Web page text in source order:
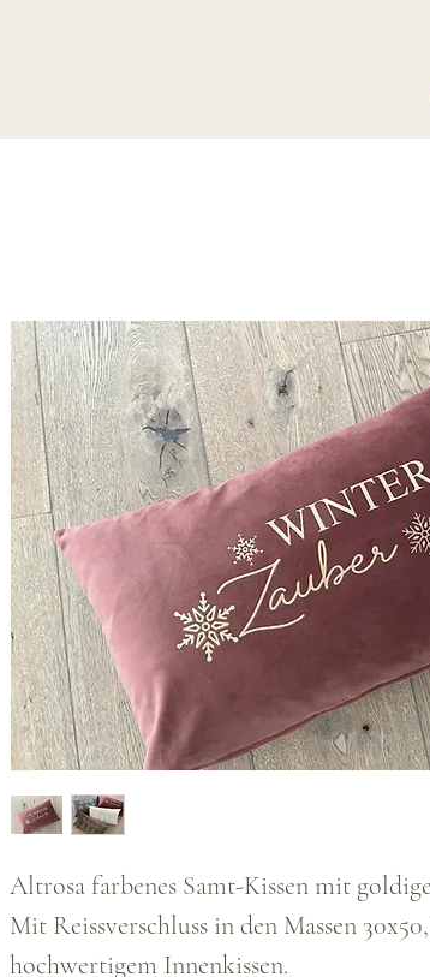
Altrosa farbenes Samt-Kissen mit
Mit Reissverschluss in den Massen
hochwertigem Innenkissen.